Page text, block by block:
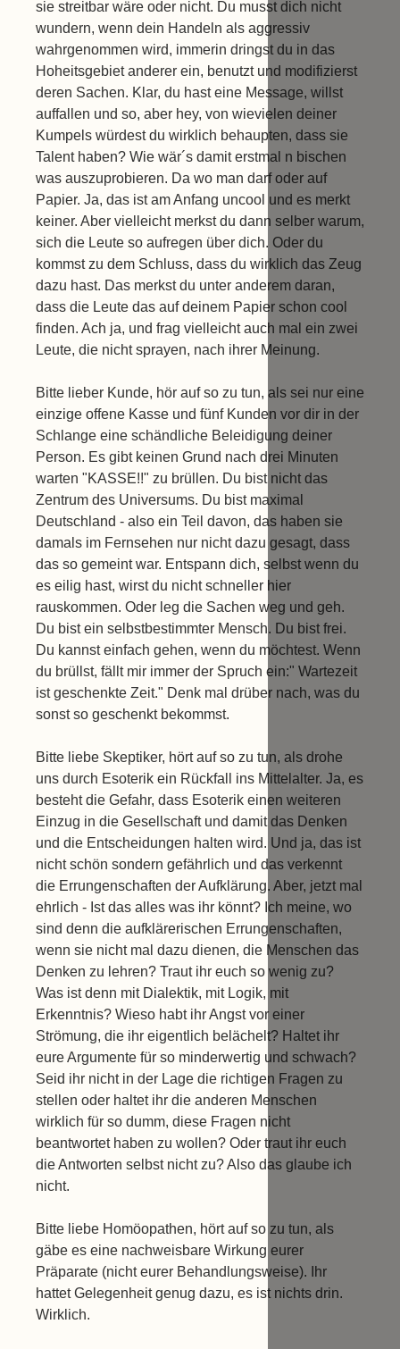
sie streitbar wäre oder nicht. Du musst dich nicht
wundern, wenn dein Handeln als aggressiv
wahrgenommen wird, immerin dringst du in das
Hoheitsgebiet anderer ein, benutzt und modifizierst
deren Sachen. Klar, du hast eine Message, willst
auffallen und so, aber hey, von wievielen deiner
Kumpels würdest du wirklich behaupten, dass sie
Talent haben? Wie wär´s damit erstmal n bischen
was auszuprobieren. Da wo man darf oder auf
Papier. Ja, das ist am Anfang uncool und es merkt
keiner. Aber vielleicht merkst du dann selber warum,
sich die Leute so aufregen über dich. Oder du
kommst zu dem Schluss, dass du wirklich das Zeug
dazu hast. Das merkst du unter anderem daran,
dass die Leute das auf deinem Papier schon cool
finden. Ach ja, und frag vielleicht auch mal ein zwei
Leute, die nicht sprayen, nach ihrer Meinung.
Bitte lieber Kunde, hör auf so zu tun, als sei nur eine
einzige offene Kasse und fünf Kunden vor dir in der
Schlange eine schändliche Beleidigung deiner
Person. Es gibt keinen Grund nach drei Minuten
warten "KASSE!!" zu brüllen. Du bist nicht das
Zentrum des Universums. Du bist maximal
Deutschland - also ein Teil davon, das haben sie
damals im Fernsehen nur nicht dazu gesagt, dass
das so gemeint war. Entspann dich, selbst wenn du
es eilig hast, wirst du nicht schneller hier
rauskommen. Oder leg die Sachen weg und geh.
Du bist ein selbstbestimmter Mensch. Du bist frei.
Du kannst einfach gehen, wenn du möchtest. Wenn
du brüllst, fällt mir immer der Spruch ein:" Wartezeit
ist geschenkte Zeit." Denk mal drüber nach, was du
sonst so geschenkt bekommst.
Bitte liebe Skeptiker, hört auf so zu tun, als drohe
uns durch Esoterik ein Rückfall ins Mittelalter. Ja, es
besteht die Gefahr, dass Esoterik einen weiteren
Einzug in die Gesellschaft und damit das Denken
und die Entscheidungen halten wird. Und ja, das ist
nicht schön sondern gefährlich und das verkennt
die Errungenschaften der Aufklärung. Aber, jetzt mal
ehrlich - Ist das alles was ihr könnt? Ich meine, wo
sind denn die aufklärerischen Errungenschaften,
wenn sie nicht mal dazu dienen, die Menschen das
Denken zu lehren? Traut ihr euch so wenig zu?
Was ist denn mit Dialektik, mit Logik, mit
Erkenntnis? Wieso habt ihr Angst vor einer
Strömung, die ihr eigentlich belächelt? Haltet ihr
eure Argumente für so minderwertig und schwach?
Seid ihr nicht in der Lage die richtigen Fragen zu
stellen oder haltet ihr die anderen Menschen
wirklich für so dumm, diese Fragen nicht
beantwortet haben zu wollen? Oder traut ihr euch
die Antworten selbst nicht zu? Also das glaube ich
nicht.
Bitte liebe Homöopathen, hört auf so zu tun, als
gäbe es eine nachweisbare Wirkung eurer
Präparate (nicht eurer Behandlungsweise). Ihr
hattet Gelegenheit genug dazu, es ist nichts drin.
Wirklich.